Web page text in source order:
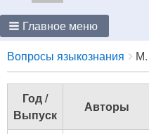
Главное меню
Breadcrumbs
You
are
here:
Вопросы языкознания М.
Год /
Выпуск
Авторы